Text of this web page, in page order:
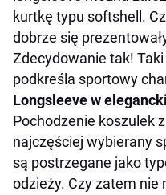
kurtkę typu softshell.
dobrze się
Zdecydowanie tak!
podkreśla sportowy
Longsleeve w
Pochodzenie koszulek
najczęściej wybierany
są postrzegane jako
odzieży. Czy zatem nie